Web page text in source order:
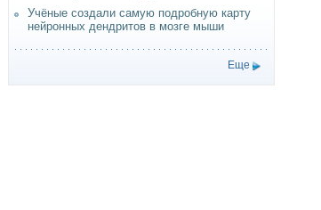
Учёные создали самую подробную карту
нейронных дендритов в мозге мыши
Еще